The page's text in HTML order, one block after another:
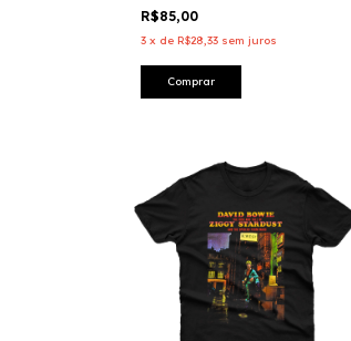
R$85,00
3 x de R$28,33 sem juros
Comprar